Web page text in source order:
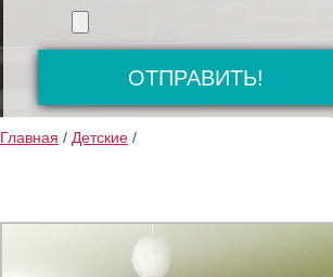
Главная / Детские /